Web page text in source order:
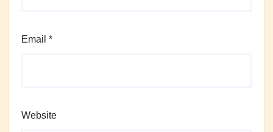
Email *
Website